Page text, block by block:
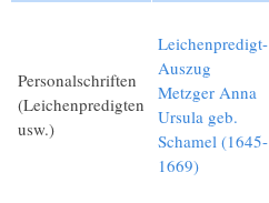
Personalschriften
(Leichenpredigten
usw.)
Leichenpredigt-
Auszug
Metzger Anna
Ursula geb.
Schamel (1645-
1669)